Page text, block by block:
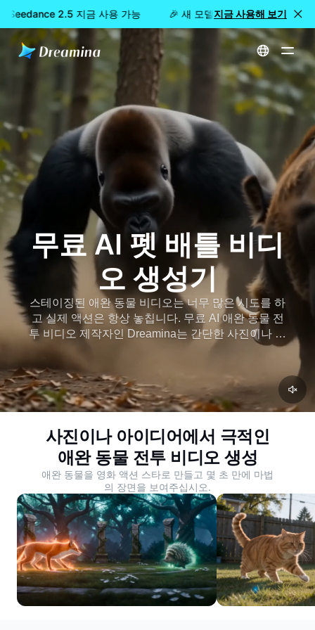
2.5 지금 사용 가능 🎉 새 모델 출시: Dreamina
지금 사용해 보기
홈 만들기 무료 AI 펫 배틀 비디오 생성기
무료 AI 펫 배틀 비디
오 생성기
스테이징된 애완 동물 비디오는 너무 많은 시도를 하
고 실제 액션은 항상 놓칩니다. 무료 AI 애완 동물 전
투 비디오 제작자인 Dreamina는 간단한 사진이나 설
명을 카메라나 편집이 필요 없이 모션과 오디오가 있
는 서사시 전투 클립으로 바꿉니다. 당신의 애완 동
물을 빛나게하십시오.
사진이나 아이디어에서 극적인
애완 동물 전투 비디오 생성
애완 동물을 영화 액션 스타로 만들고 몇 초 만에 마법
의 장면을 보여주십시오.